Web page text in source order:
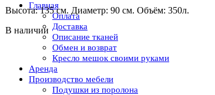
Главная
Оплата
Доставка
Описание тканей
Обмен и возврат
Кресло мешок своими руками
Аренда
Производство мебели
Подушки из поролона
Высота: 135 см. Диаметр: 90 см. Объём: 350л.
В наличии